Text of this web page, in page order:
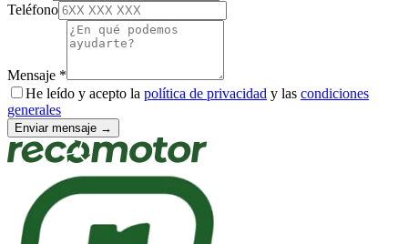
Teléfono
Mensaje *
He leído y acepto la política de privacidad y las condiciones
generales
Enviar mensaje →